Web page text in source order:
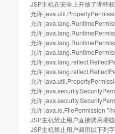
JSP主机在安全上开放了哪些
允许
允许
允许
允许
允许
允许
允许
允许
允许
允许
允许 java.io.FilePermission "/
JSP主机禁止用户直接调用哪
JSP主机禁止用户调用以下列